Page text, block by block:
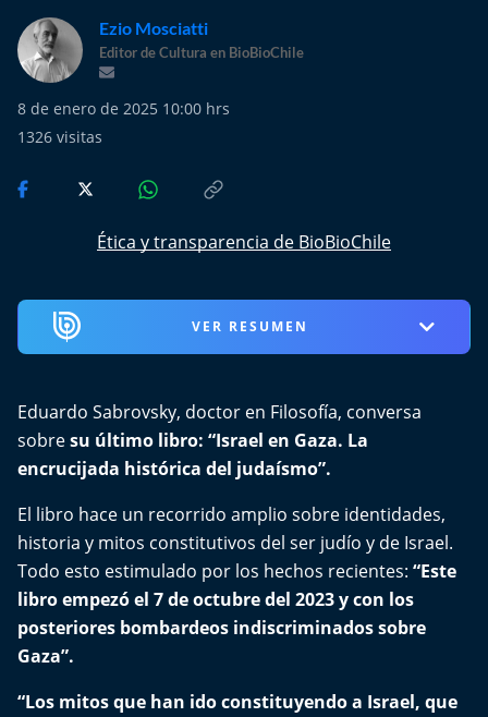
Realizadores
Retropop
Tu Mereces Ser Feliz
Cultura y Espectáculos
Del Fin del Mundo
Deportes
Conexión Digital
Psicología Abierta
Ezio Mosciatti
Editor de Cultura en BioBioChile
8 de enero de 2025 10:00 hrs
1326 visitas
Ética y transparencia de BioBioChile
VER RESUMEN
Eduardo Sabrovsky, doctor en Filosofía, conversa
sobresu último libro: “Israel en Gaza. La
encrucijada histórica del judaísmo”.
El libro hace un recorrido amplio sobre identidades,
historia y mitos constitutivos del ser judío y de Israel.
Todo esto estimulado por los hechos recientes: “Este
libro empezó el 7 de octubre del 2023 y con los
posteriores bombardeos indiscriminados sobre
Gaza”.
“Los mitos que han ido constituyendo a Israel, que